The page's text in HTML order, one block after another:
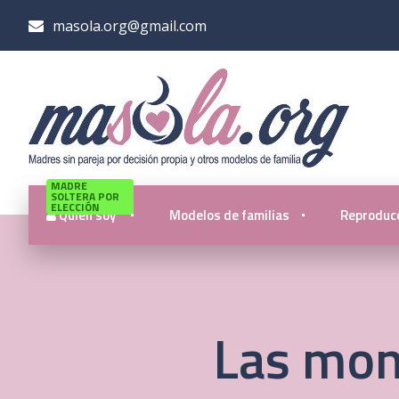
masola.org@gmail.com
Quién soy
MADRE
SOLTERA POR
ELECCIÓN Modelos de familias
Las